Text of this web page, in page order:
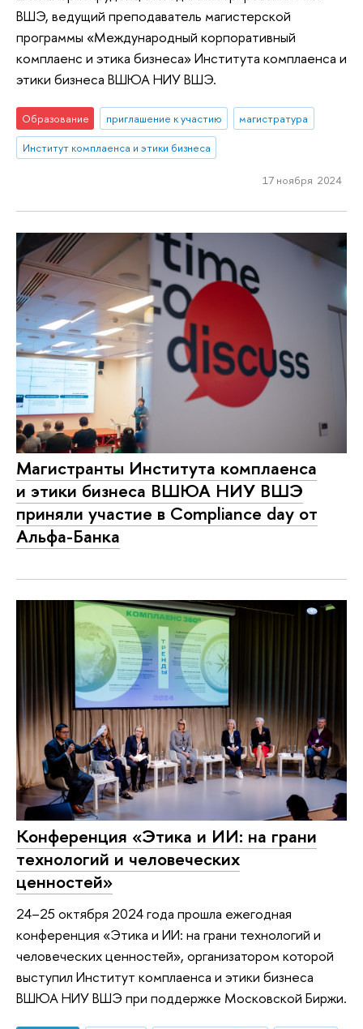
ВШЭ, ведущий преподаватель магистерской
программы «Международный корпоративный
комплаенс и этика бизнеса» Института комплаенса и
этики бизнеса ВШЮА НИУ ВШЭ.
Образование приглашение к участию
магистратура
Институт комплаенса и этики бизнеса
17 ноября 2024
Магистранты Института комплаенса
и этики бизнеса ВШЮА НИУ ВШЭ
приняли участие в Compliance day от
Альфа-Банка
Конференция «Этика и ИИ: на грани
технологий и человеческих
ценностей»
24–25 октября 2024 года прошла ежегодная
конференция «Этика и ИИ: на грани технологий и
человеческих ценностей», организатором которой
выступил Институт комплаенса и этики бизнеса
ВШЮА НИУ ВШЭ при поддержке Московской Биржи.